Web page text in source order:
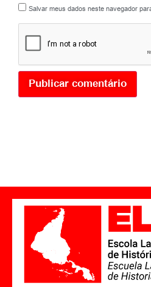
Salvar meus dados neste navegador